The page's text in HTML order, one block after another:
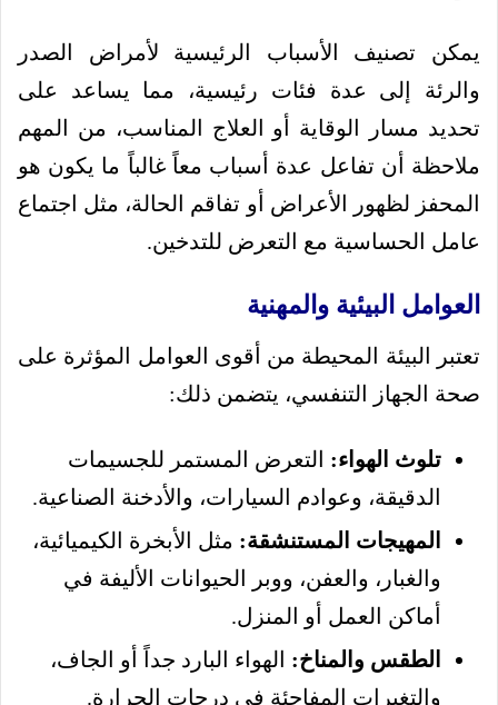
يمكن تصنيف الأسباب الرئيسية لأمراض الصدر
والرئة إلى عدة فئات رئيسية، مما يساعد على
تحديد مسار الوقاية أو العلاج المناسب، من المهم
ملاحظة أن تفاعل عدة أسباب معاً غالباً ما يكون هو
المحفز لظهور الأعراض أو تفاقم الحالة، مثل اجتماع
عامل الحساسية مع التعرض للتدخين.
العوامل البيئية والمهنية
تعتبر البيئة المحيطة من أقوى العوامل المؤثرة على
صحة الجهاز التنفسي، يتضمن ذلك:
تلوث الهواء: التعرض المستمر للجسيمات
الدقيقة، وعوادم السيارات، والأدخنة الصناعية.
المهيجات المستنشقة: مثل الأبخرة الكيميائية،
والغبار، والعفن، ووبر الحيوانات الأليفة في
أماكن العمل أو المنزل.
الطقس والمناخ: الهواء البارد جداً أو الجاف،
والتغيرات المفاجئة في درجات الحرارة.